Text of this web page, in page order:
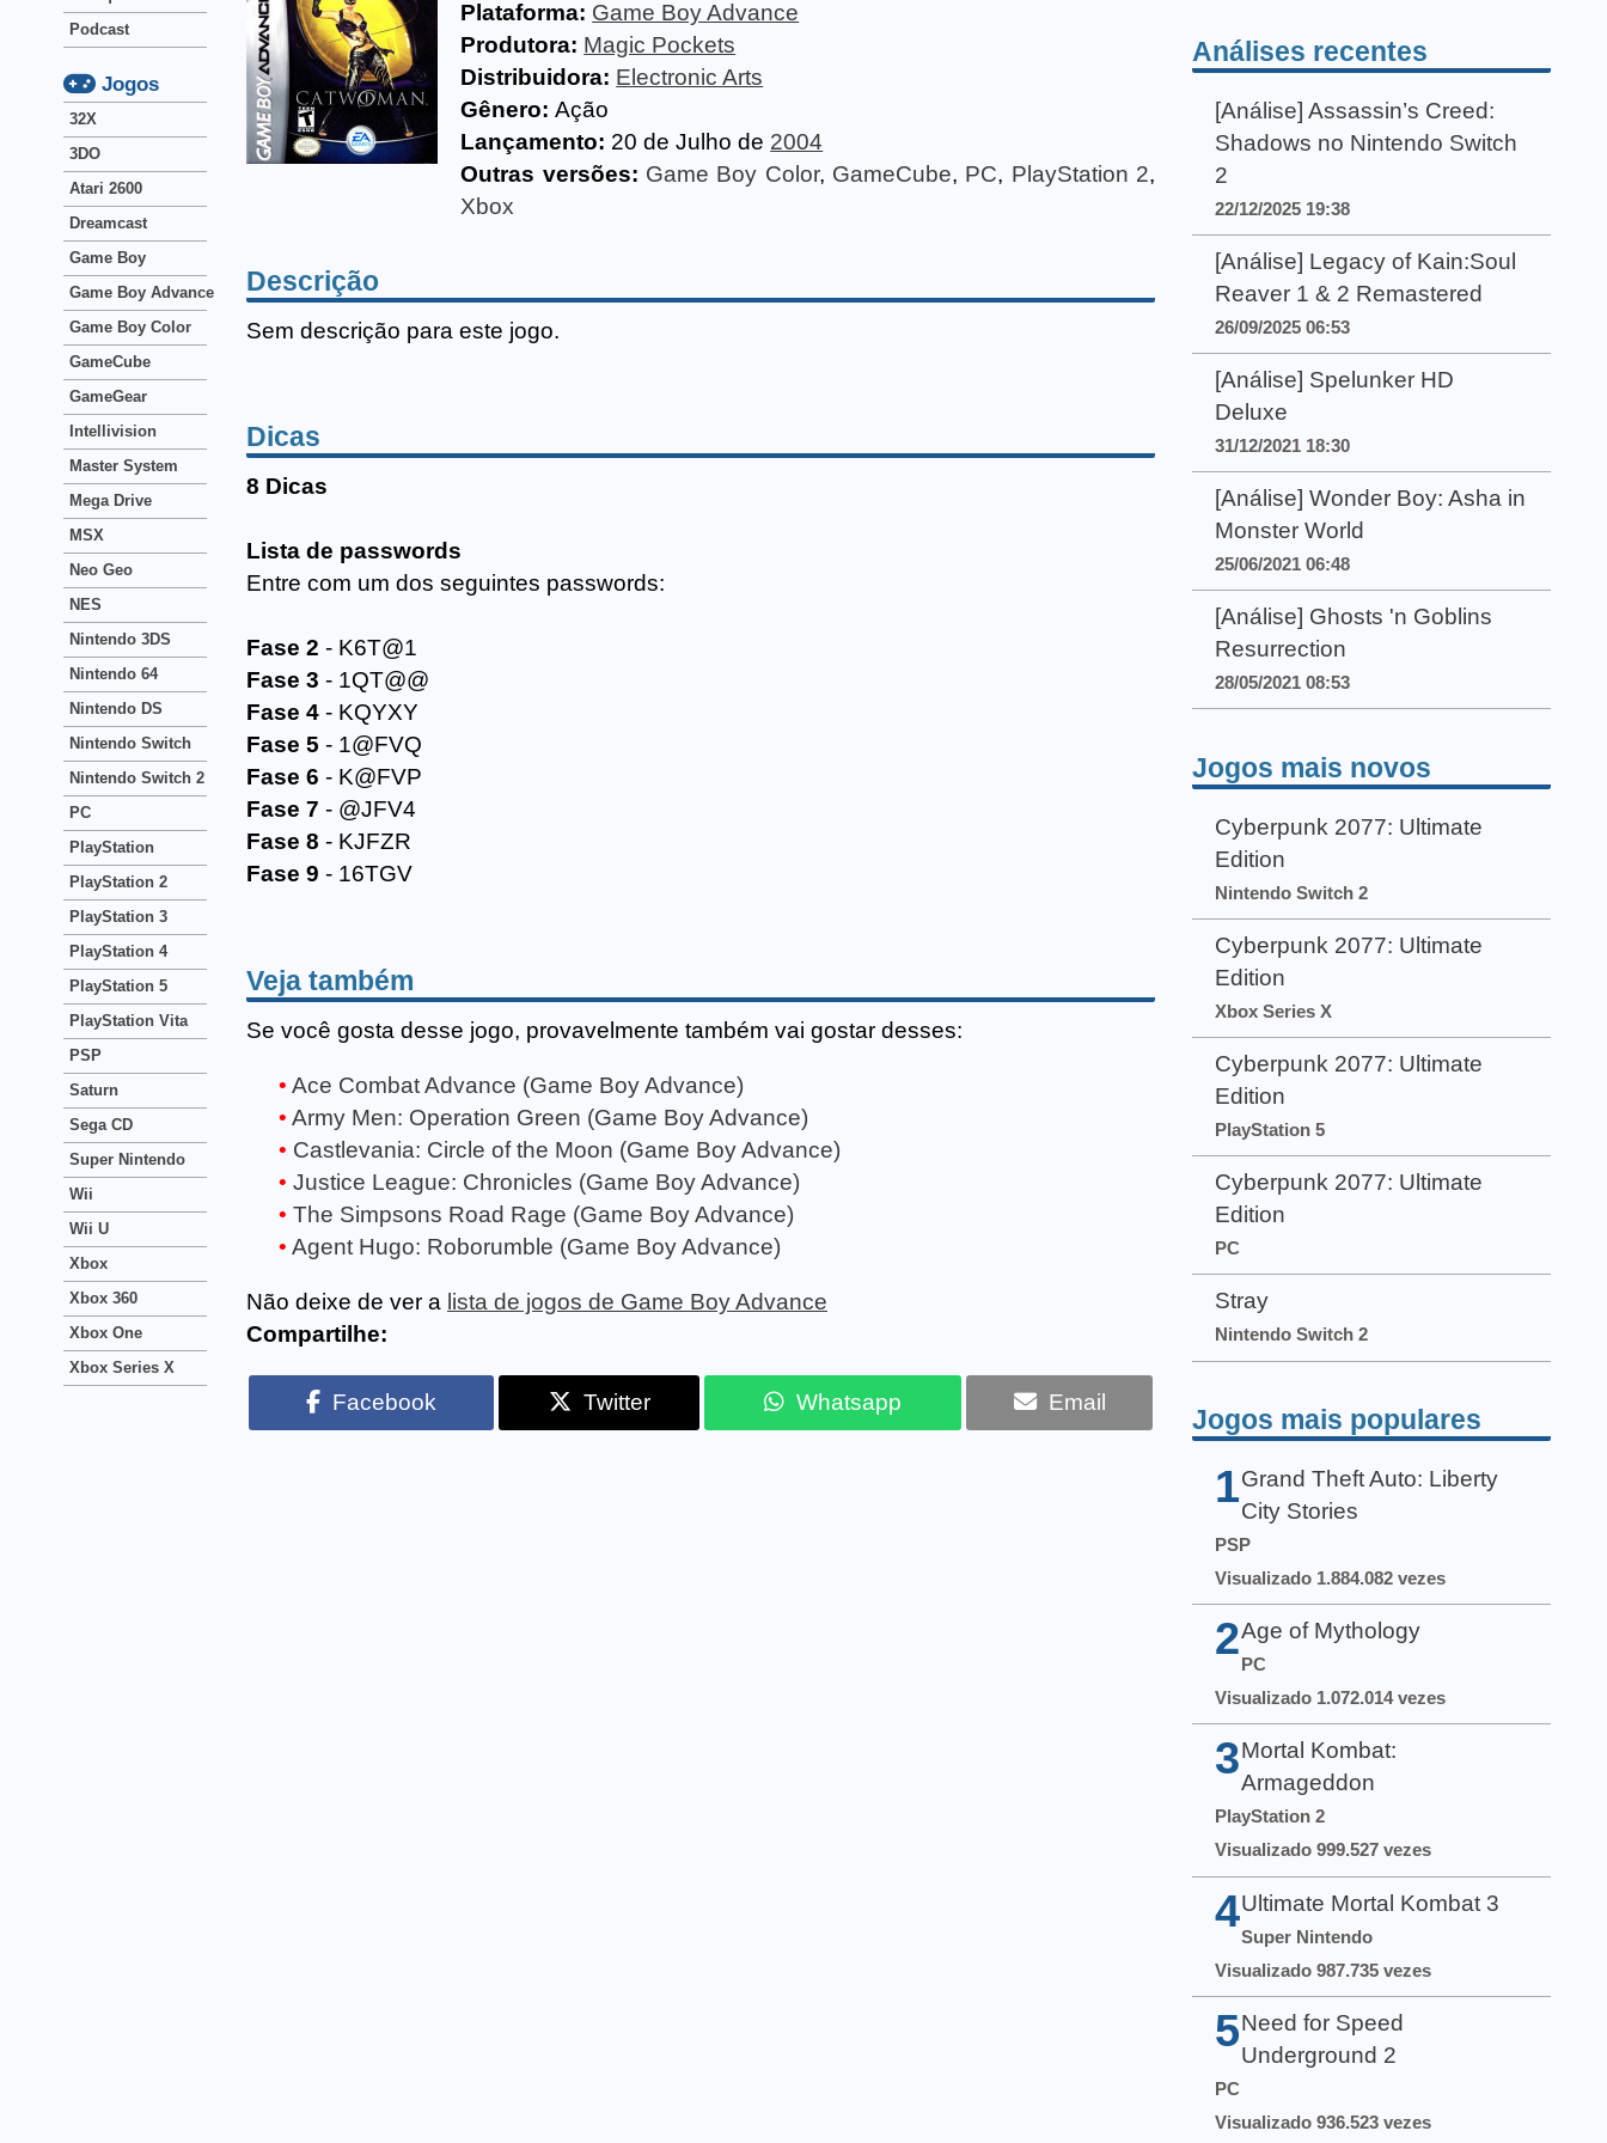
Plataforma: Game Boy Advance
Produtora: Magic Pockets
Distribuidora: Electronic Arts
Gênero: Ação
Lançamento: 20 de Julho de 2004
Outras versões: Game Boy Color, GameCube, PC, PlayStation 2,
Xbox
Descrição
Sem descrição para este jogo.
Dicas
8 Dicas
Lista de passwords
Entre com um dos seguintes passwords:
Fase 2 - K6T@1
Fase 3 - 1QT@@
Fase 4 - KQYXY
Fase 5 - 1@FVQ
Fase 6 - K@FVP
Fase 7 - @JFV4
Fase 8 - KJFZR
Fase 9 - 16TGV
Veja também
Se você gosta desse jogo, provavelmente também vai gostar desses:
Ace Combat Advance (Game Boy Advance)
Army Men: Operation Green (Game Boy Advance)
Castlevania: Circle of the Moon (Game Boy Advance)
Justice League: Chronicles (Game Boy Advance)
The Simpsons Road Rage (Game Boy Advance)
Agent Hugo: Roborumble (Game Boy Advance)
Não deixe de ver a lista de jogos de Game Boy Advance
Compartilhe:
Facebook Twitter Whatsapp Email
Podcast
Jogos
32X
3DO
Atari 2600
Dreamcast
Game Boy
Game Boy Advance
Game Boy Color
GameCube
GameGear
Intellivision
Master System
Mega Drive
MSX
Neo Geo
NES
Nintendo 3DS
Nintendo 64
Nintendo DS
Nintendo Switch
Nintendo Switch 2
PC
PlayStation
PlayStation 2
PlayStation 3
PlayStation 4
PlayStation 5
PlayStation Vita
PSP
Saturn
Sega CD
Super Nintendo
Wii
Wii U
Xbox
Xbox 360
Xbox One
Xbox Series X
Análises recentes
[Análise] Assassin’s Creed:
Shadows no Nintendo Switch
2
22/12/2025 19:38
[Análise] Legacy of Kain:Soul
Reaver 1 & 2 Remastered
26/09/2025 06:53
[Análise] Spelunker HD
Deluxe
31/12/2021 18:30
[Análise] Wonder Boy: Asha in
Monster World
25/06/2021 06:48
[Análise] Ghosts 'n Goblins
Resurrection
28/05/2021 08:53
Jogos mais novos
Cyberpunk 2077: Ultimate
Edition
Nintendo Switch 2
Cyberpunk 2077: Ultimate
Edition
Xbox Series X
Cyberpunk 2077: Ultimate
Edition
PlayStation 5
Cyberpunk 2077: Ultimate
Edition
PC
Stray
Nintendo Switch 2
Jogos mais populares
1 Grand Theft Auto: Liberty
City Stories
PSP
Visualizado 1.884.082 vezes
2Age of Mythology
PC
Visualizado 1.072.014 vezes
3 Mortal Kombat:
Armageddon
PlayStation 2
Visualizado 999.527 vezes
4 Ultimate Mortal Kombat 3
Super Nintendo
Visualizado 987.735 vezes
5 Need for Speed
Underground 2
PC
Visualizado 936.523 vezes